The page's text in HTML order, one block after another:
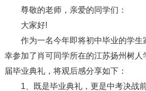
尊敬的老师，亲爱的同学们：
大家好!
作为一名今年即将初中毕业的学
幸参加了肖可同学所在的江苏扬州树人
届毕业典礼，将观后感分享如下：
1、既是毕业典礼，更是中考决战